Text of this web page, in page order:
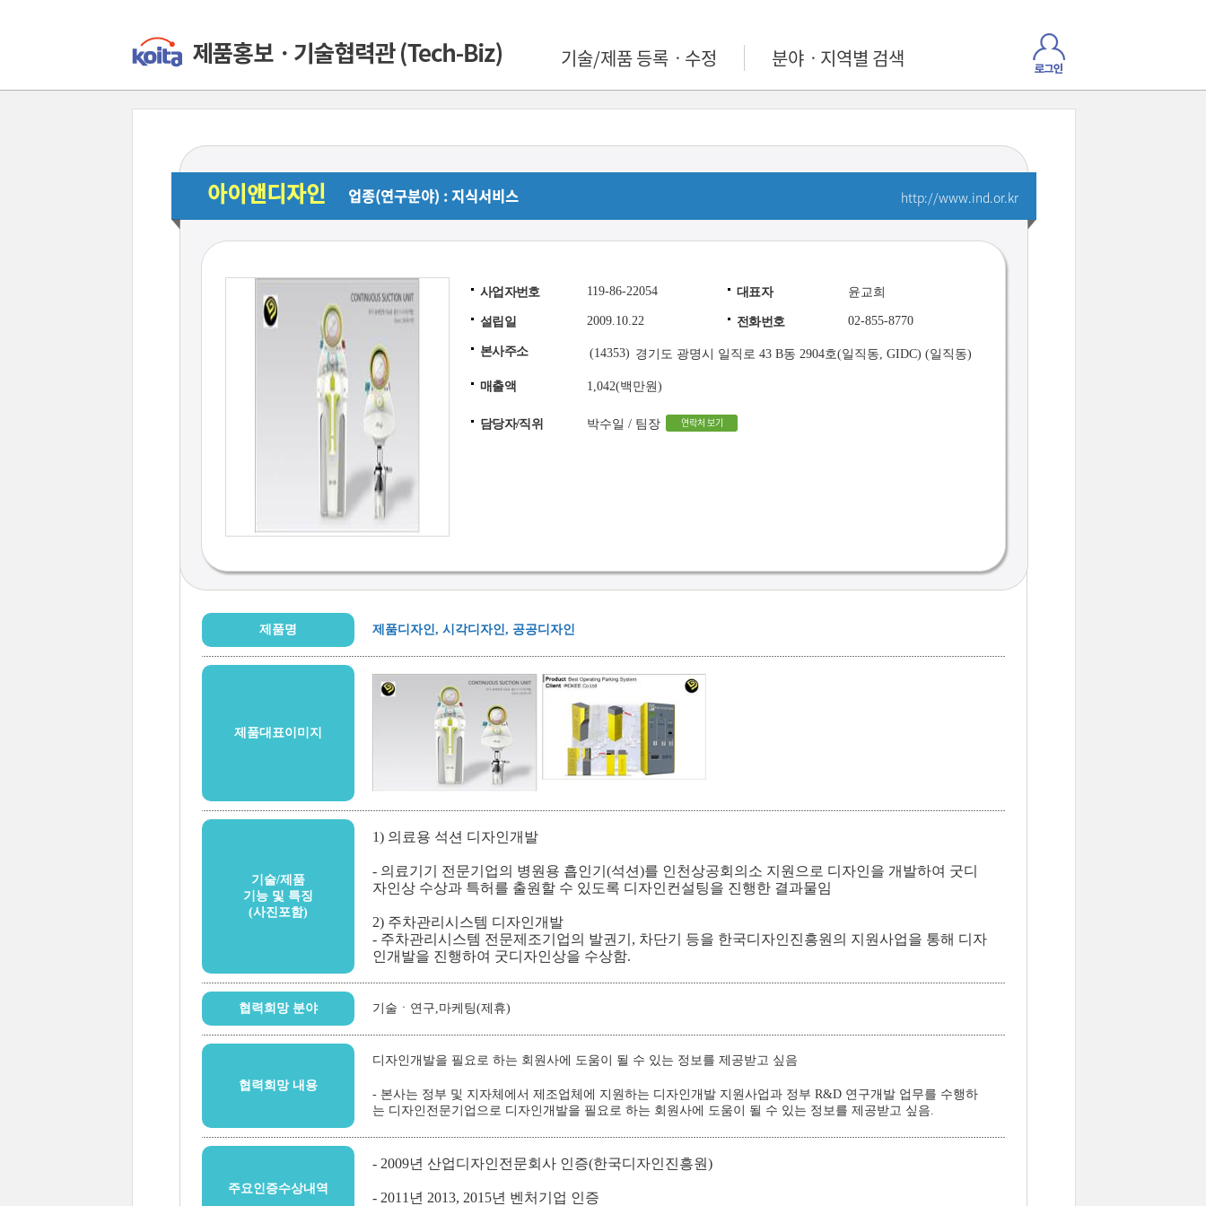
기술/제품 등록ㆍ수정 분야ㆍ지역별 검색
아이앤디자인 업종(연구분야) : 지식서비스 http://www.ind.or.kr
사업자번호 119-86-22054 대표자 윤교희
설립일 2009.10.22 전화번호 02-855-8770
본사주소 (14353) 경기도 광명시 일직로 43 B동 2904호(일직동, GIDC) (일직동)
매출액 1,042(백만원)
담당자/직위 박수일 / 팀장 연락처 보기
제품명 제품디자인, 시각디자인, 공공디자인
제품대표이미지
기술/제품
기능 및 특징
(사진포함)
1) 의료용 석션 디자인개발
- 의료기기 전문기업의 병원용 흡인기(석션)를 인천상공회의소 지원으로 디자인을 개발하여 굿디
자인상 수상과 특허를 출원할 수 있도록 디자인컨설팅을 진행한 결과물임
2) 주차관리시스템 디자인개발
- 주차관리시스템 전문제조기업의 발권기, 차단기 등을 한국디자인진흥원의 지원사업을 통해 디자
인개발을 진행하여 굿디자인상을 수상함.
협력희망 분야 기술ㆍ연구,마케팅(제휴)
협력희망 내용
디자인개발을 필요로 하는 회원사에 도움이 될 수 있는 정보를 제공받고 싶음
- 본사는 정부 및 지자체에서 제조업체에 지원하는 디자인개발 지원사업과 정부 R&D 연구개발 업무를 수행하
는 디자인전문기업으로 디자인개발을 필요로 하는 회원사에 도움이 될 수 있는 정보를 제공받고 싶음.
주요인증수상내역
- 2009년 산업디자인전문회사 인증(한국디자인진흥원)
- 2011년 2013, 2015년 벤처기업 인증